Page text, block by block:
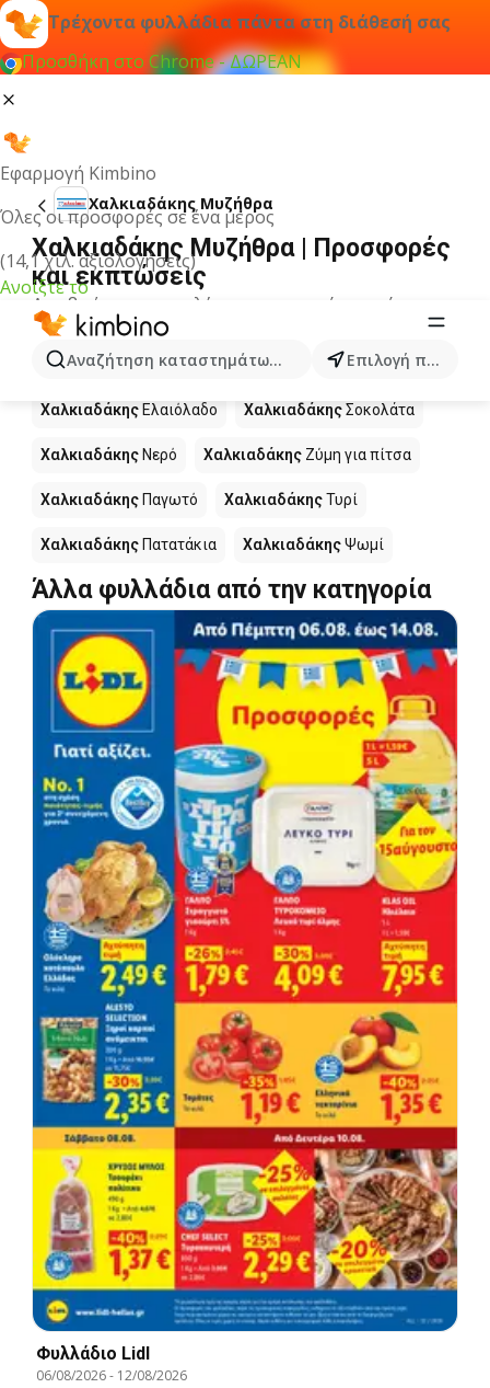
Τρέχοντα φυλλάδια πάντα στη διάθεσή σας
Προσθήκη στο Chrome - ΔΩΡΕΑΝ
Εφαρμογή Kimbino
Όλες οι προσφορές σε ένα μέρος
(14,1 χιλ. αξιολογήσεις)
Ανοίξτε το
Αναζήτηση καταστημάτων, κατηγοριών, προϊόντων...
Επιλογή πόλης
Χαλκιαδάκης Μυζήθρα
Χαλκιαδάκης Μυζήθρα | Προσφορές
και εκπτώσεις
Δεν βρήκαμε αποτελέσματα για αυτόν τον όρο.
Άλλα προϊόντα στα καταστήματα
Χαλκιαδάκης
Χαλκιαδάκης Ελαιόλαδο ΧαλκιαδάκηςΣοκολάτα
Χαλκιαδάκης Νερό Χαλκιαδάκης Ζύμη για πίτσα
Χαλκιαδάκης Παγωτό ΧαλκιαδάκηςΤυρί
Χαλκιαδάκης Πατατάκια ΧαλκιαδάκηςΨωμί
Άλλα φυλλάδια από την κατηγορία
Φυλλάδιο Lidl
06/08/2026- 12/08/2026